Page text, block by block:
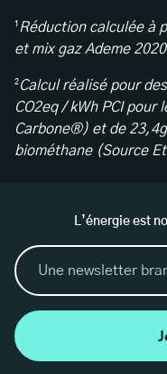
¹Réduction calculée à
et mix gaz Ademe
²Calcul réalisé pour
CO2eq / kWh PCI
Carbone®) et de 23,4g
biométhane (Source
L’énergie est